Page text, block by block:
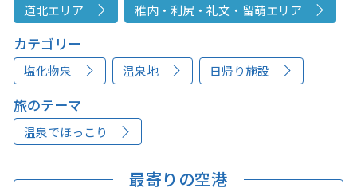
道北エリア 稚内・利尻・礼文・留萌エリア
カテゴリー
塩化物泉 温泉地 日帰り施設
旅のテーマ
温泉でほっこり
最寄りの空港